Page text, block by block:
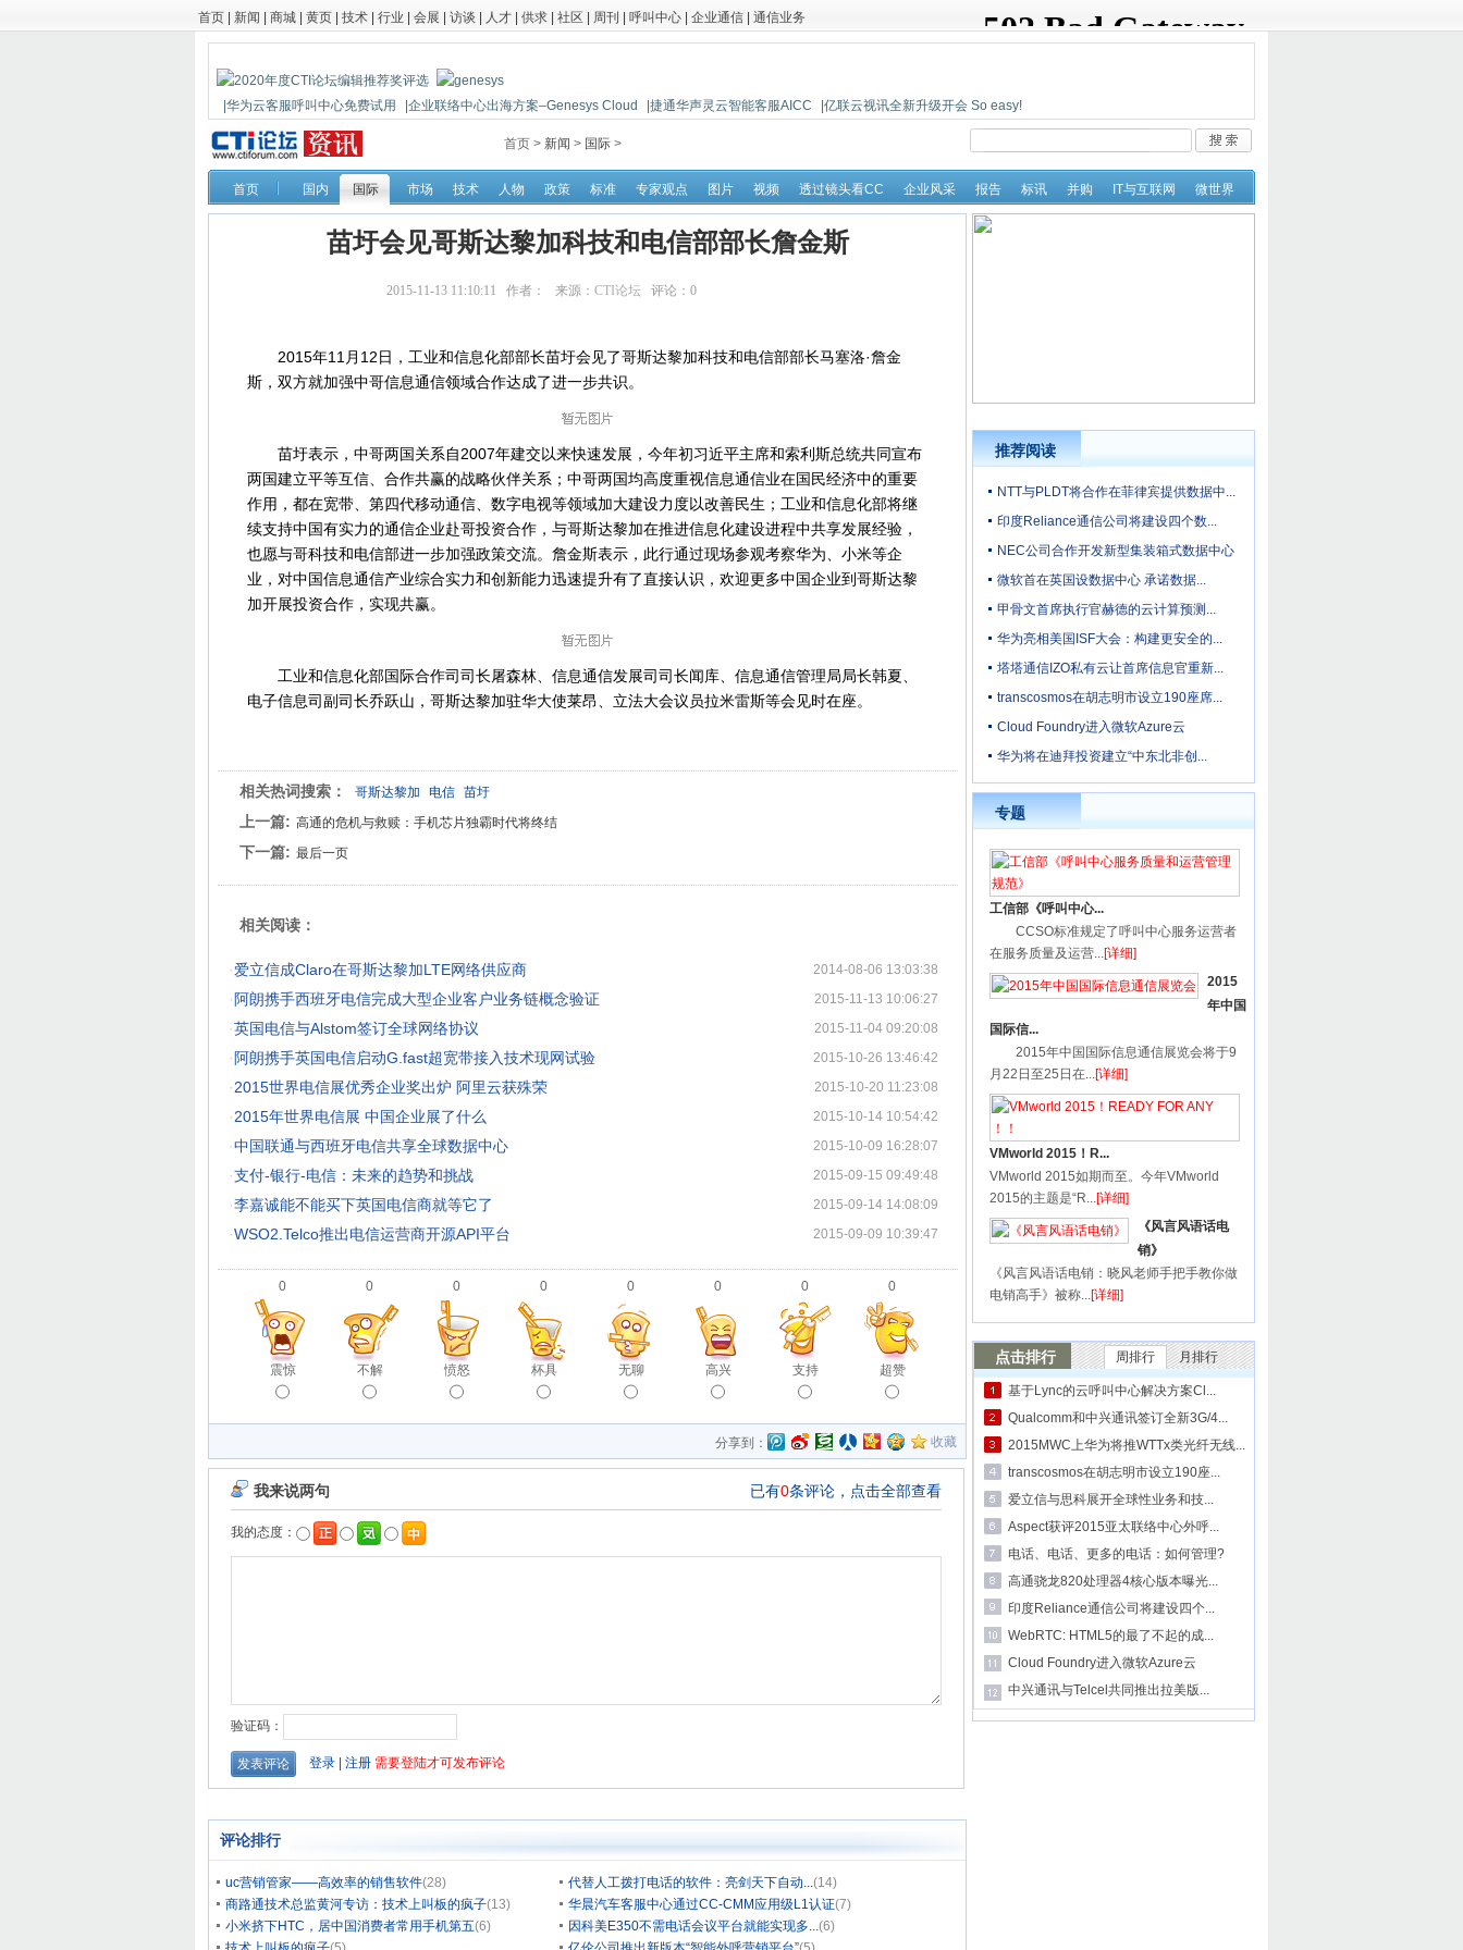
首页 新闻 商城 黄页 技术 行业 会展 访谈 人才 供求 社区 周刊 呼叫中心 企业通信 通信业务
|华为云客服呼叫中心免费试用 |企业联络中心出海方案–Genesys Cloud |捷通华声灵云智能客服AICC
|亿联云视讯全新升级开会 So easy!
|鼎信通达新一代语音网关DAG1000-4S
首页 > 新闻 > 国际 >
首页 国内 国际 市场 技术 人物 政策 标准 专家观点 图片 视频 透过镜头看CC 企业风采 报告 标讯 并购 IT与互联网 微世界
苗圩会见哥斯达黎加科技和电信部部长詹金斯
2015-11-13 11:10:11 作者： 来源： CTI论坛 评论： 0
2015年11月12日，工业和信息化部部长苗圩会见了哥斯达黎加科技和电信部部长马塞洛·詹金
斯，双方就加强中哥信息通信领域合作达成了进一步共识。
苗圩表示，中哥两国关系自2007年建交以来快速发展，今年初习近平主席和索利斯总统共同宣布
两国建立平等互信、合作共赢的战略伙伴关系；中哥两国均高度重视信息通信业在国民经济中的重要
作用，都在宽带、第四代移动通信、数字电视等领域加大建设力度以改善民生；工业和信息化部将继
续支持中国有实力的通信企业赴哥投资合作，与哥斯达黎加在推进信息化建设进程中共享发展经验，
也愿与哥科技和电信部进一步加强政策交流。詹金斯表示，此行通过现场参观考察华为、小米等企
业，对中国信息通信产业综合实力和创新能力迅速提升有了直接认识，欢迎更多中国企业到哥斯达黎
加开展投资合作，实现共赢。
工业和信息化部国际合作司司长屠森林、信息通信发展司司长闻库、信息通信管理局局长韩夏、
电子信息司副司长乔跃山，哥斯达黎加驻华大使莱昂、立法大会议员拉米雷斯等会见时在座。
相关热词搜索： 哥斯达黎加 电信 苗圩
上一篇: 高通的危机与救赎：手机芯片独霸时代将终结
下一篇: 最后一页
相关阅读：
·爱立信成Claro在哥斯达黎加LTE网络供应商 2014-08-06 13:03:38
· 阿朗携手西班牙电信完成大型企业客户业务链概念验证 2015-11-13 10:06:27
·英国电信与Alstom签订全球网络协议 2015-11-04 09:20:08
· 阿朗携手英国电信启动G.fast超宽带接入技术现网试验 2015-10-26 13:46:42
·2015世界电信展优秀企业奖出炉 阿里云获殊荣 2015-10-20 11:23:08
·2015年世界电信展 中国企业展了什么 2015-10-14 10:54:42
·中国联通与西班牙电信共享全球数据中心 2015-10-09 16:28:07
·支付-银行-电信：未来的趋势和挑战 2015-09-15 09:49:48
·李嘉诚能不能买下英国电信商就等它了 2015-09-14 14:08:09
·WSO2.Telco推出电信运营商开源API平台 2015-09-09 10:39:47
0
震惊
0
不解
0
愤怒
0
杯具
0
无聊
0
高兴
0
支持
0
超赞
分享到： 收藏
评论排行
uc营销管家——高效率的销售软件(28) 代替人工拨打电话的软件：亮剑天下自动...(14)
商路通技术总监黄河专访：技术上叫板的疯子(13) 华晨汽车客服中心通过CC-CMM应用级L1认证(7)
小米挤下HTC，居中国消费者常用手机第五(6) 因科美E350不需电话会议平台就能实现多...(6)
推荐阅读
NTT与PLDT将合作在菲律宾提供数据中...
印度Reliance通信公司将建设四个数...
NEC公司合作开发新型集装箱式数据中心
微软首在英国设数据中心 承诺数据...
甲骨文首席执行官赫德的云计算预测...
华为亮相美国ISF大会：构建更安全的...
塔塔通信IZO私有云让首席信息官重新...
transcosmos在胡志明市设立190座席...
Cloud Foundry进入微软Azure云
华为将在迪拜投资建立“中东北非创...
专题
工信部《呼叫中心...
CCSO标准规定了呼叫中心服务运营者
在服务质量及运营...[详细]
2015
年中国
国际信...
2015年中国国际信息通信展览会将于9
月22日至25日在...[详细]
VMworld 2015！R...
VMworld 2015如期而至。今年VMworld
2015的主题是“R...[详细]
《风言风语话电
销》
《风言风语话电销：晓风老师手把手教你做
电销高手》被称...[详细]
点击排行 周排行 月排行
基于Lync的云呼叫中心解决方案Cl...
Qualcomm和中兴通讯签订全新3G/4...
2015MWC上华为将推WTTx类光纤无线...
transcosmos在胡志明市设立190座...
爱立信与思科展开全球性业务和技...
Aspect获评2015亚太联络中心外呼...
电话、电话、更多的电话：如何管理?
高通骁龙820处理器4核心版本曝光...
印度Reliance通信公司将建设四个...
WebRTC: HTML5的最了不起的成...
Cloud Foundry进入微软Azure云
中兴通讯与Telcel共同推出拉美版...